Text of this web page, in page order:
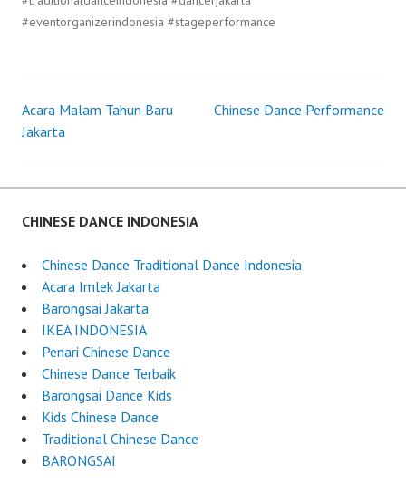
#eventorganizerindonesia #stageperformance
Post
Acara Malam Tahun Baru
Jakarta
Chinese Dance Performance
CHINESE DANCE INDONESIA
Chinese Dance Traditional Dance Indonesia
Acara Imlek Jakarta
Barongsai Jakarta
IKEA INDONESIA
Penari Chinese Dance
Chinese Dance Terbaik
Barongsai Dance Kids
Kids Chinese Dance
Traditional Chinese Dance
BARONGSAI